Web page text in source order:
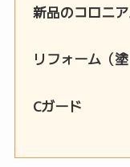
新品のコロニ
リフォーム（塗
Cガード